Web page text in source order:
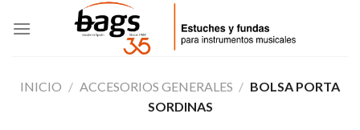
INICIO / ACCESORIOS GENERALES / BOLSA PORTA
SORDINAS